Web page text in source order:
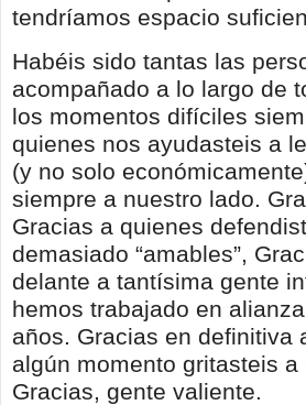
tendríamos espacio
Habéis sido tantas las
acompañado a lo largo de
los momentos difíciles
quienes nos ayudasteis a
(y no solo
siempre a nuestro lado.
Gracias a quienes
demasiado “amables”,
delante a tantísima gente
hemos trabajado en
años. Gracias en definitiva
algún momento gritasteis a
Gracias, gente valiente.